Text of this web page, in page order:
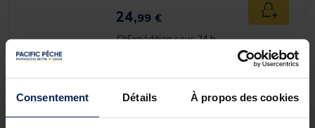
Consentement Détails À propos des cookies
24,99 € Ajouter
Expédition sous 24 h